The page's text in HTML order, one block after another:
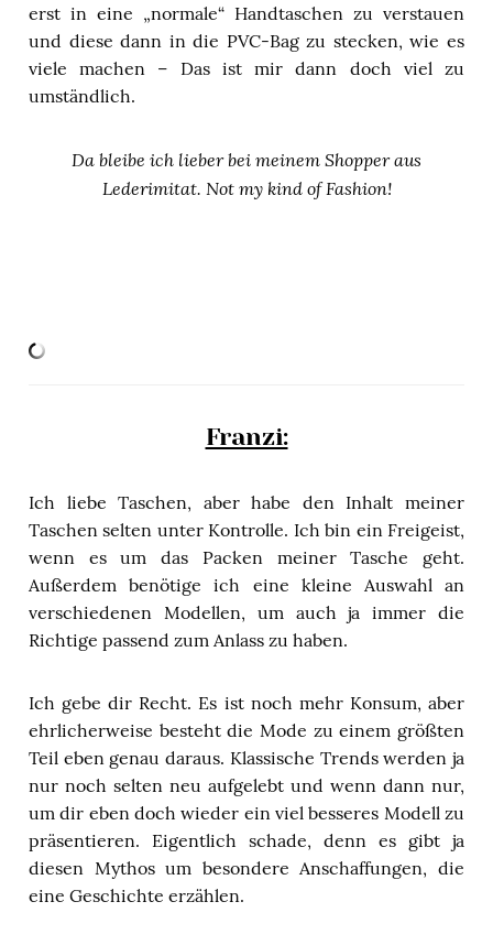
erst in eine „normale“ Handtaschen zu verstauen
und diese dann in die PVC-Bag zu stecken, wie es
viele machen – Das ist mir dann doch viel zu
umständlich.
Da bleibe ich lieber bei meinem Shopper aus
Lederimitat. Not my kind of Fashion!
Franzi:
Ich liebe Taschen, aber habe den Inhalt meiner
Taschen selten unter Kontrolle. Ich bin ein Freigeist,
wenn es um das Packen meiner Tasche geht.
Außerdem benötige ich eine kleine Auswahl an
verschiedenen Modellen, um auch ja immer die
Richtige passend zum Anlass zu haben.
Ich gebe dir Recht. Es ist noch mehr Konsum, aber
ehrlicherweise besteht die Mode zu einem größten
Teil eben genau daraus. Klassische Trends werden ja
nur noch selten neu aufgelebt und wenn dann nur,
um dir eben doch wieder ein viel besseres Modell zu
präsentieren. Eigentlich schade, denn es gibt ja
diesen Mythos um besondere Anschaffungen, die
eine Geschichte erzählen.